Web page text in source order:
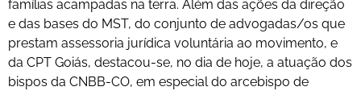
famílias acampadas na terra. Além das ações da direção
e das bases do MST, do conjunto de advogadas/os que
prestam assessoria jurídica voluntária ao movimento, e
da CPT Goiás, destacou-se, no dia de hoje, a atuação dos
bispos da CNBB-CO, em especial do arcebispo de